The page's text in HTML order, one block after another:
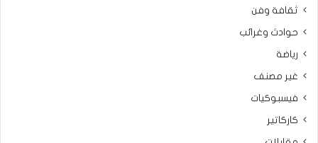
ثقافة وفن
حوادث وغرائب
رياضة
غير مصنف
فيسبوكيات
كاركاتير